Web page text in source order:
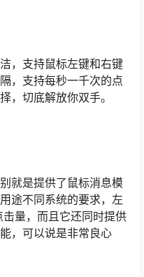
，支持鼠标左键和右键
，支持每秒一千次的点
，切底解放你双手。
就是提供了鼠标消息模
途不同系统的要求，左
量，而且它还同时提供
，可以说是非常良心